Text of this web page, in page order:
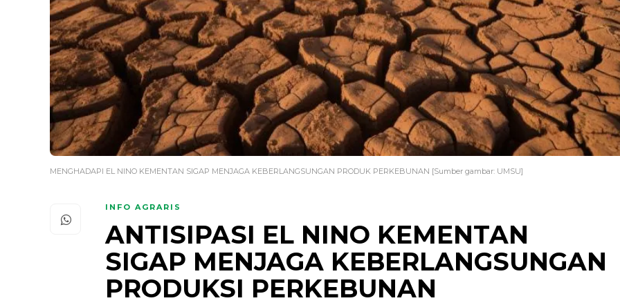
MENGHADAPI EL NINO KEMENTAN SIGAP MENJAGA KEBERLANGSUNGAN PRODUK PERKEBUNAN [Sumber gambar: UMSU]
INFO AGRARIS
ANTISIPASI EL NINO KEMENTAN
SIGAP MENJAGA KEBERLANGSUNGAN
PRODUKSI PERKEBUNAN